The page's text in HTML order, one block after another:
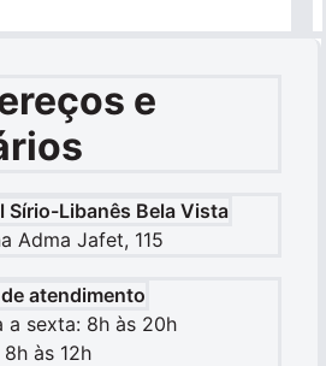
e
Sírio-Libanês Bela Vista
Adma Jafet, 115
atendimento
a sexta: 8h às 20h
às 12h